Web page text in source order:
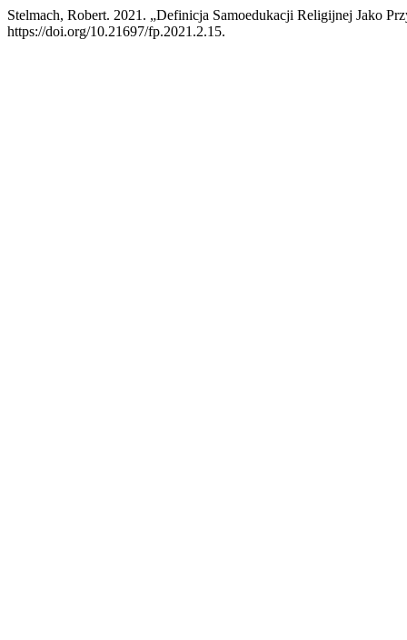
Stelmach, Robert. 2021. „Definicja Samoedukacji Religijnej Jako
https://doi.org/10.21697/fp.2021.2.15.